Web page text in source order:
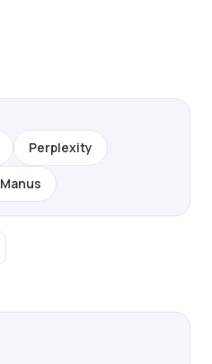
Perplexity
Manus